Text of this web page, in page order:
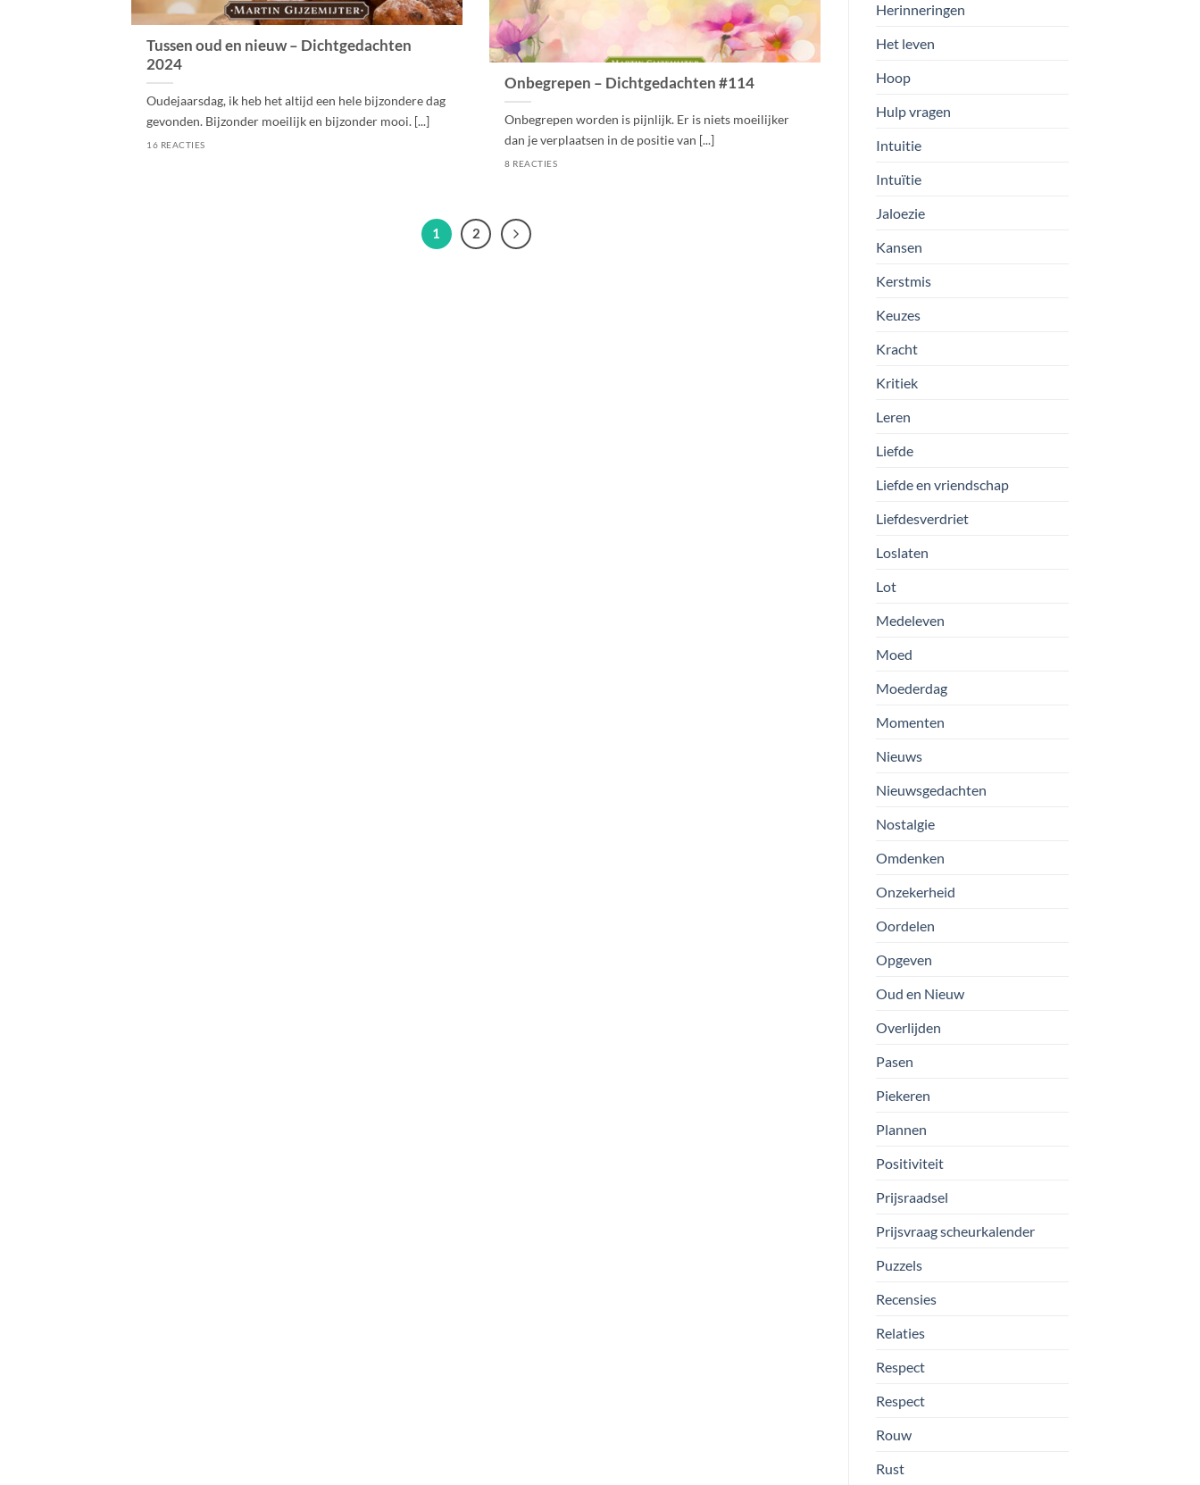
Tussen oud en nieuw – Dichtgedachten
2024
Oudejaarsdag, ik heb het altijd een hele bijzondere dag
gevonden. Bijzonder moeilijk en bijzonder mooi. [...]
16 REACTIES
Onbegrepen – Dichtgedachten #114
Onbegrepen worden is pijnlijk. Er is niets moeilijker
dan je verplaatsen in de positie van [...]
8 REACTIES
1 2
Herinneringen
Het leven
Hoop
Hulp vragen
Intuitie
Intuïtie
Jaloezie
Kansen
Kerstmis
Keuzes
Kracht
Kritiek
Leren
Liefde
Liefde en vriendschap
Liefdesverdriet
Loslaten
Lot
Medeleven
Moed
Moederdag
Momenten
Nieuws
Nieuwsgedachten
Nostalgie
Omdenken
Onzekerheid
Oordelen
Opgeven
Oud en Nieuw
Overlijden
Pasen
Piekeren
Plannen
Positiviteit
Prijsraadsel
Prijsvraag scheurkalender
Puzzels
Recensies
Relaties
Respect
Respect
Rouw
Rust